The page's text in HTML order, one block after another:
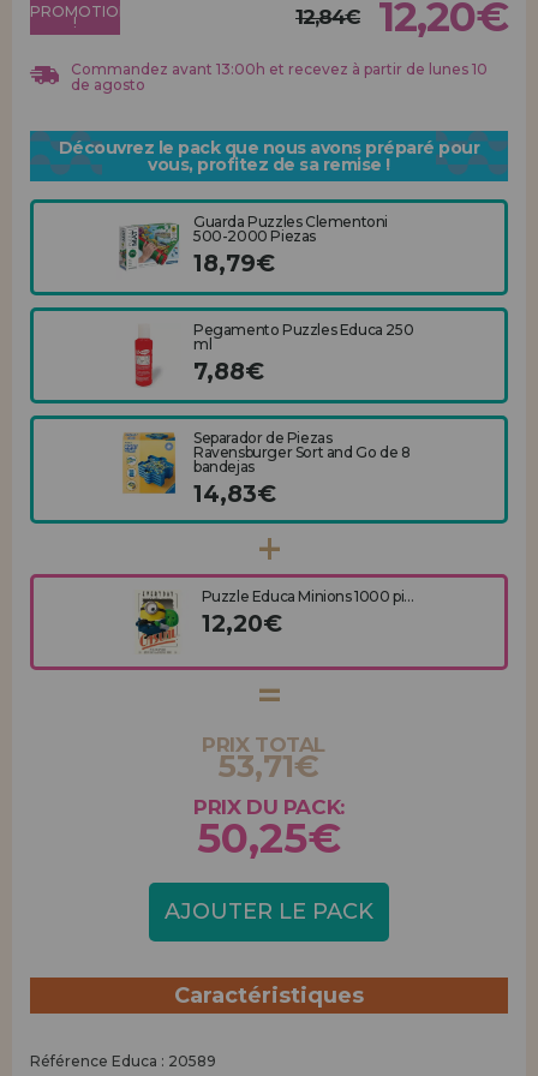
Allez-y! Nous vous attendions.
ENREGISTREMENT DISTRIBUTEUR
PROMOTION
! 12,84€ 12,20€
Commandez avant 13:00h et recevez à partir de lunes 10
de agosto
Découvrez le pack que nous avons préparé pour
vous, profitez de sa remise !
Guarda Puzzles Clementoni
500-2000 Piezas
18,79€
Pegamento Puzzles Educa 250
ml
7,88€
Separador de Piezas
Ravensburger Sort and Go de 8
bandejas
14,83€
Puzzle Educa Minions 1000 pi...
12,20€
PRIX TOTAL
53,71€
PRIX DU PACK:
50,25€
AJOUTER LE PACK
Caractéristiques
Référence Educa : 20589